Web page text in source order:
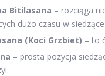
Bitilasana – rozciąga
dużo czasu w
(Koci Grzbiet) – to
– prosta pozycja